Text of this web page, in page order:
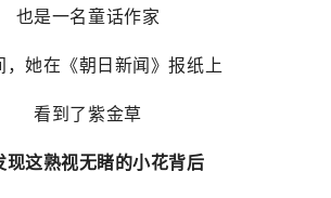
也是一名童话作家
，她在《朝日新闻》报纸上
看到了紫金草
现这熟视无睹的小花背后